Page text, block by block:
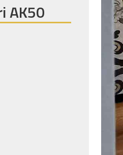
Pogledajte
AK50